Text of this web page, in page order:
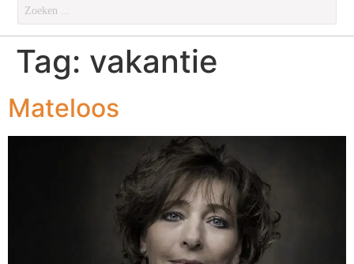
Tag: vakantie
Mateloos